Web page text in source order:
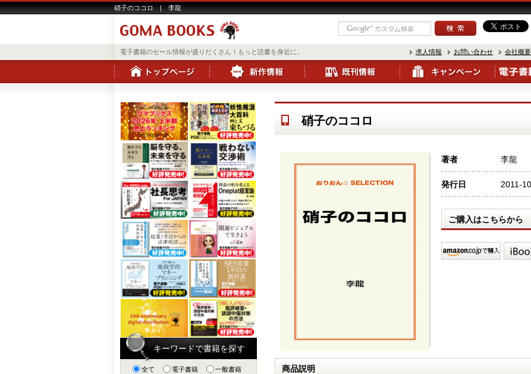
硝子のココロ | 李龍
電子書籍のセール情報が盛りだくさん！もっと読書を身近に。 求人情報 お問い合わせ 会社概要
硝子のココロ
著者 李龍
発行日 2011-
ご購入はこちらから
商品説明
キーワードで書籍を探す
全て 電子書籍 一般書籍